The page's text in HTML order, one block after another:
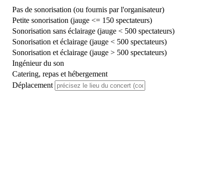
Pas de sonorisation (ou fournis par l'organisateur)
Petite sonorisation (jauge <= 150 spectateurs)
Sonorisation sans éclairage (jauge < 500 spectateurs)
Sonorisation et éclairage (jauge < 500 spectateurs)
Sonorisation et éclairage (jauge > 500 spectateurs)
Ingénieur du son
Catering, repas et hébergement
Déplacement